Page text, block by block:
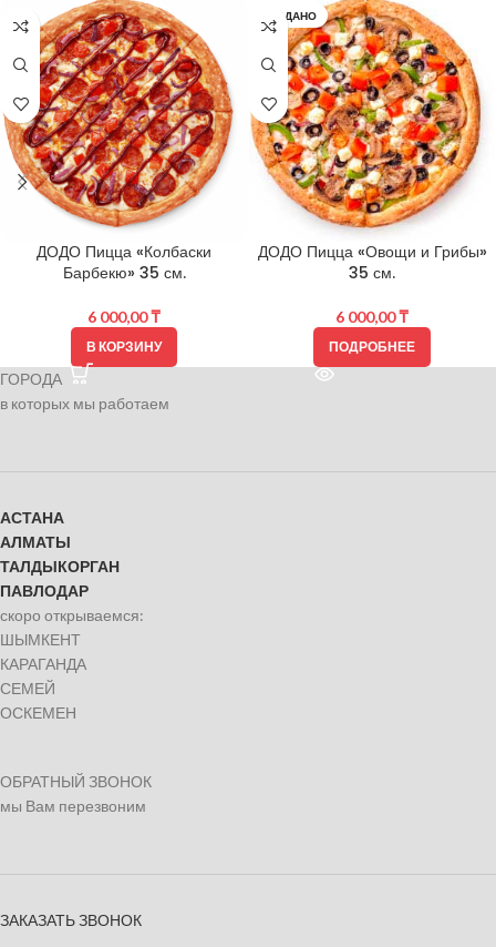
ДОДО Пицца «Колбаски
Барбекю» 35 см.
6 000,00₸
В КОРЗИНУ
ПРОДАНО
ДОДО Пицца «Овощи и Грибы»
35 см.
6 000,00₸
ПОДРОБНЕЕ
ГОРОДА
в которых мы работаем
АСТАНА
АЛМАТЫ
ТАЛДЫКОРГАН
ПАВЛОДАР
скоро открываемся:
ШЫМКЕНТ
КАРАГАНДА
СЕМЕЙ
ОСКЕМЕН
ОБРАТНЫЙ ЗВОНОК
мы Вам перезвоним
ЗАКАЗАТЬ ЗВОНОК